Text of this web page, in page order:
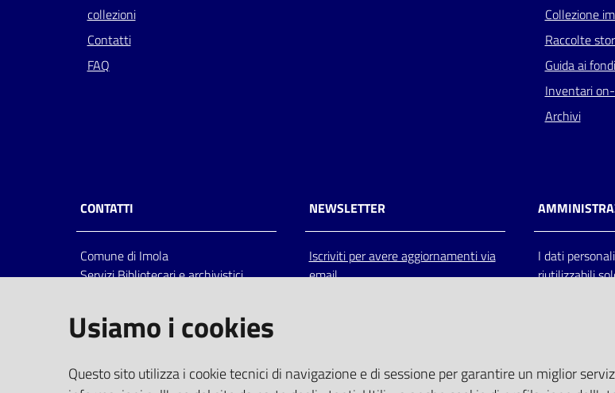
collezioni
Contatti
FAQ
Collezione
Raccolte
Guida ai fondi
Inventari
Archivi
CONTATTI
Comune di Imola
Servizi Bibliotecari e archivistici
Italia
centralino: tel 0542.6026.36 fax
bim@comune.imola.bo.it
PEC
NEWSLETTER
Iscriviti per avere aggiornamenti via
email
I dati
riutilizzabili
Usiamo i cookies
Questo sito utilizza i cookie tecnici di navigazione e di sessione per garantire un miglior